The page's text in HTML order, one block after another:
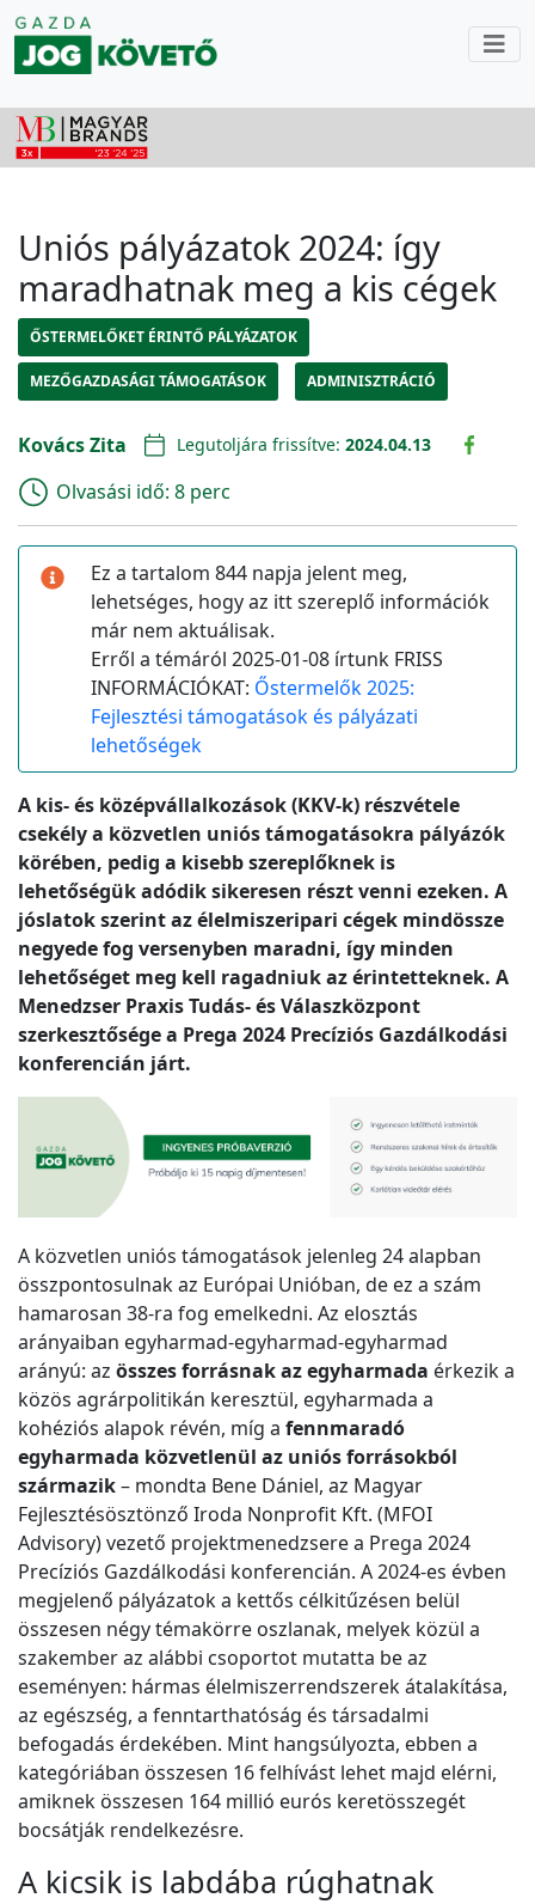
Uniós pályázatok 2024: így
maradhatnak meg a kis cégek
ŐSTERMELŐKET ÉRINTŐ PÁLYÁZATOK
MEZŐGAZDASÁGI TÁMOGATÁSOK ADMINISZTRÁCIÓ
Kovács Zita Legutoljára frissítve: 2024.04.13
Olvasási idő: 8 perc
Ez a tartalom 844 napja jelent meg,
lehetséges, hogy az itt szereplő információk
már nem aktuálisak.
Erről a témáról 2025-01-08 írtunk FRISS
INFORMÁCIÓKAT: Őstermelők 2025:
Fejlesztési támogatások és pályázati
lehetőségek
A kis- és középvállalkozások (KKV-k) részvétele
csekély a közvetlen uniós támogatásokra pályázók
körében, pedig a kisebb szereplőknek is
lehetőségük adódik sikeresen részt venni ezeken. A
jóslatok szerint az élelmiszeripari cégek mindössze
negyede fog versenyben maradni, így minden
lehetőséget meg kell ragadniuk az érintetteknek. A
Menedzser Praxis Tudás- és Válaszközpont
szerkesztősége a Prega 2024 Precíziós Gazdálkodási
konferencián járt.
A közvetlen uniós támogatások jelenleg 24 alapban
összpontosulnak az Európai Unióban, de ez a szám
hamarosan 38-ra fog emelkedni. Az elosztás
arányaiban egyharmad-egyharmad-egyharmad
arányú: az összes forrásnak az egyharmada érkezik a
közös agrárpolitikán keresztül, egyharmada a
kohéziós alapok révén, míg a fennmaradó
egyharmada közvetlenül az uniós forrásokból
származik– mondta Bene Dániel, az Magyar
Fejlesztésösztönző Iroda Nonprofit Kft. (MFOI
Advisory) vezető projektmenedzsere a Prega 2024
Precíziós Gazdálkodási konferencián. A 2024-es évben
megjelenő pályázatok a kettős célkitűzésen belül
összesen négy témakörre oszlanak, melyek közül a
szakember az alábbi csoportot mutatta be az
eseményen: hármas élelmiszerrendszerek átalakítása,
az egészség, a fenntarthatóság és társadalmi
befogadás érdekében. Mint hangsúlyozta, ebben a
kategóriában összesen 16 felhívást lehet majd elérni,
amiknek összesen 164 millió eurós keretösszegét
bocsátják rendelkezésre.
A kicsik is labdába rúghatnak